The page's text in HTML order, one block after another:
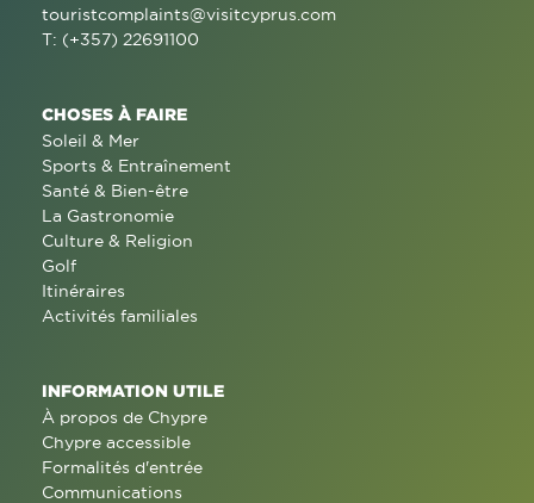
touristcomplaints@visitcyprus.com
T: (+357) 22691100
CHOSES À FAIRE
Soleil & Mer
Sports & Entraînement
Santé & Bien-être
La Gastronomie
Culture & Religion
Golf
Itinéraires
Activités familiales
INFORMATION UTILE
À propos de Chypre
Chypre accessible
Formalités d'entrée
Communications